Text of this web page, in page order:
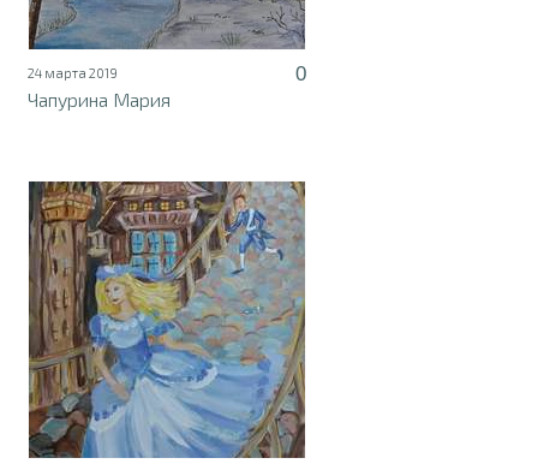
24 марта 2019
0
Чапурина Мария